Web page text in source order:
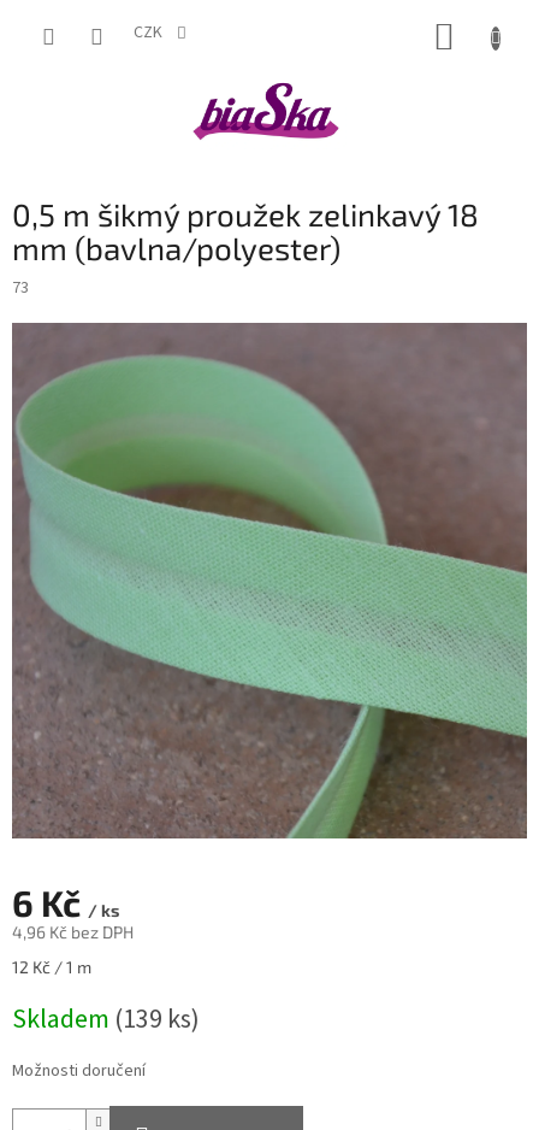
CZK
0,5 m šikmý proužek zelinkavý 18
mm (bavlna/polyester)
73
6 Kč / ks
4,96 Kč bez DPH
Měrná
12 Kč / 1 m
Skladem (139 ks)
Možnosti doručení